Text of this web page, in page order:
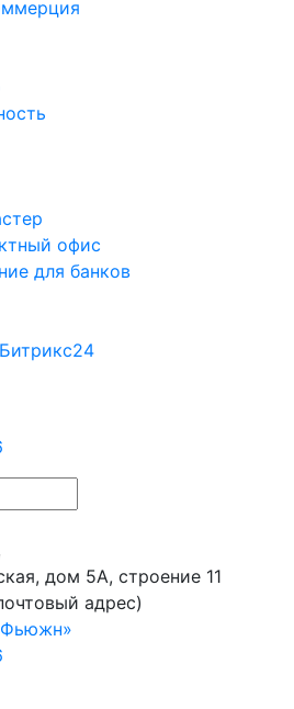
офис
для банков
дом 5А, строение 11
адрес)